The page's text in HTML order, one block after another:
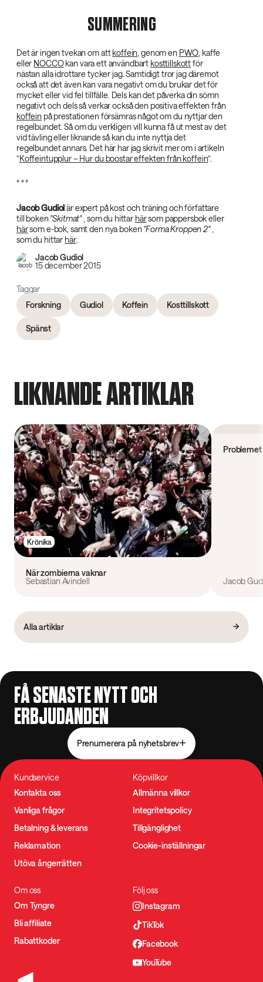
SUMMERING
Det är ingen tvekan om attkoffein , genom en PWO , kaffe
eller NOCCOkan vara ett användbart kosttillskottför
nästan alla idrottare tycker jag. Samtidigt tror jag däremot
också att det även kan vara negativt om du brukar det för
mycket eller vid fel tillfälle. Dels kan det påverka din sömn
negativt och dels så verkar också den positiva effekten från
koffein på prestationen försämras något om du nyttjar den
regelbundet. Så om du verkligen vill kunna få ut mest av det
vid tävling eller liknande så kan du inte nyttja det
regelbundet annars. Det här har jag skrivit mer om i artikeln
”Koffeintupplur – Hur du boostar effekten från koffein”.
° ° °
Jacob Gudiol‌är expert på kost och träning och författare
till boken"Skitmat"‌, som du hittar härsom pappersbok eller
härsom e-bok, samt den nya boken"Forma Kroppen 2"‌,
som du hittar här.
Jacob Gudiol
15 december 2015
Taggar
Forskning
Gudiol Koffein Kosttillskott
Spänst
LIKNANDE ARTIKLAR
Krönika
När zombierna vaknar
Sebastian Avindell
Jacob
Alla artiklar
FÅ SENASTE NYTT OCH
ERBJUDANDEN
Prenumerera på nyhetsbrev
Kundservice
Kontakta oss
Vanliga frågor
Betalning & leverans
Reklamation
Utöva ångerrätten
Köpvillkor
Allmänna villkor
Integritetspolicy
Tillgänglighet
Cookie-inställningar
Om oss
Om Tyngre
Bli affiliate
Rabattkoder
Följ oss
Instagram
TikTok
Facebook
YouTube